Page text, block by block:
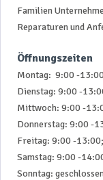
Familien
Reparaturen und
Öffnungszeiten
Montag: 9:00 -
Dienstag: 9:00 -
Mittwoch: 9:00 -
Donnerstag: 9:00 -
Freitag: 9:00 -
Samstag: 9:00 -
Sonntag: